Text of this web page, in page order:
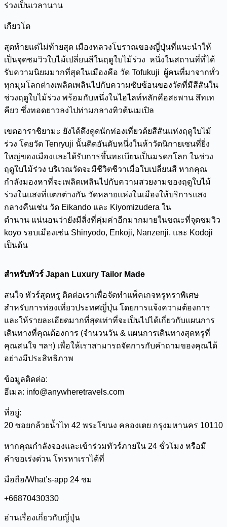
ร่วงเป็นเวลานาน
เกียวโต
สุดท้ายแต่ไม่ท้ายสุด เมืองหลวงโบราณของญี่ปุ่นที่แนะนำให้
เป็นจุดชมวิวใบไม้เปลี่ยนสีในฤดูใบไม้ร่วง หนึ่งในสถานที่ที่ได้
รับความนิยมมากที่สุดในเมืองคือ วัด Tofukuji ผู้คนที่มาจากทั่ว
ทุกมุมโลกต่างเพลิดเพลินไปกับความซับซ้อนของวัดที่มีสีสันใน
ช่วงฤดูใบไม้ร่วง พร้อมกับหนึ่งในไฮไลท์หลักคือสะพาน สึทเท
คียว ซึ่งทอดยาวลงไปท่ามกลางทิวต้นเมเปิล
เขตอาราชิยามะ ยังได้ดึงดูดนักท่องเที่ยวด้ยสีสันแห่งฤดูใบไม้
ร่วง โดยวัด Tenryuji นั้นติดอันดับหนึ่งในห้าวัดนิกายเซนที่ยิ่ง
ใหญ่ของเมืองและได้รับการขึ้นทะเบียนเป็นมรดกโลก ในช่วง
ฤดูใบไม้ร่วง บริเวณวัดจะมีชีวิตชีวาเมื่อใบเปลี่ยนสี หากคุณ
กำลังมองหาที่จะเพลิดเพลินไปกับความสวยงามของฤดูใบไม้
ร่วงในแสงที่แตกต่างกัน วัดหลายแห่งในเมืองให้บริการแสง
กลางคืนเช่น วัด Eikando และ Kiyomizudera ใน
ตำนาน แน่นอนว่ายังมีสิ่งที่คุ่มค่าอีกมากมายในขณะที่จุดชมวิว
koyo รอบเมืองเช่น Shinyodo, Enkoji, Nanzenji, และ Kodoji
เป็นต้น
สำหรับทัวร์ Japan Luxury Tailor Made
สนใจ ทัวร์สุดหรู ติดต่อเราเพื่อจัดทำแพ็คเกจหรูหราพิเศษ
สำหรับการท่องเที่ยวประทศญี่ปุ่น โดยการแจ้งความต้องการ
และให้รายละเอียดมากที่สุดเท่าที่จะเป็นไปได้เกี่ยวกับแผนการ
เดินทางที่คุณต้องการ (จำนวนวัน & แผนการเดินทางสุดหรูที่
คุณสนใจ ฯลฯ) เพื่อให้เราสามารถจัดการกับคำถามของคุณได้
อย่างมีประสิทธิภาพ
ข้อมูลติดต่อ:
อีเมล: info@anywheretravels.com
ที่อยู่:
20 ซอยกล้วยน้ำไท 42 พระโขนง คลองเตย กรุงมหานคร 10110
หากคุณกำลังจองและเข้าร่วมทัวร์ภายใน 24 ชั่วโมง หรือมี
คำขอเร่งด่วน โทรหาเราได้ที่
มือถือ/What’s-app 24 ชม
+66870430330
อ่านเรื่องเกี่ยวกับญี่ปุ่น